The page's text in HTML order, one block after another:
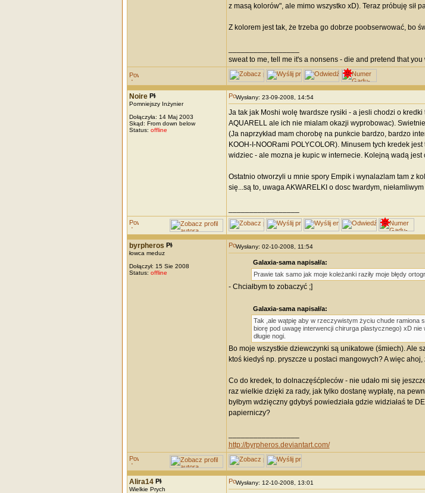
z masą kolorów", ale mimo wszystko xD). Teraz próbuję sił
Z kolorem jest tak, że trzeba go dobrze poobserwować, bo
sweat to me, tell me it's a nonsens - die and pretend that
Noire
Pomniejszy Inżynier
Dołączyła: 14 Maj 2003
Skąd: From down below
Status: offline
Wysłany: 23-09-2008, 14:54
Ja tak jak Moshi wolę twardsze rysiki - a jesli chodzi o
AQUARELL ale ich nie mialam okazji wyprobowac).
(Ja naprzykład mam chorobę na punkcie bardzo, bardzo
KOOH-I-NOORami POLYCOLOR). Minusem tych kredek
widziec - ale mozna je kupic w internecie. Kolejną wadą
Ostatnio otworzyli u mnie spory Empik i wynalazlam tam z
się...są to, uwaga AKWARELKI o dosc twardym,
byrpheros
łowca meduz
Dołączył: 15 Sie 2008
Status: offline
Wysłany: 02-10-2008, 11:54
Galaxia-sama napisał/a:
Prawie tak samo jak moje koleżanki raziły moje błędy
- Chciałbym to zobaczyć ;]
Galaxia-sama napisał/a:
Tak ,ale wątpię aby w rzeczywistym życiu chude ramiona
biorę pod uwagę interwencji chirurga plastycznego) xD
długie nogi.
Bo moje wszystkie dziewczynki są unikatowe (śmiech). Ale
ktoś kiedyś np. pryszcze u postaci mangowych? A więc
Co do kredek, to dolnaczęśćpleców - nie udało mi się
raz wielkie dzięki za rady, jak tylko dostanę wypłatę, na
byłbym wdzięczny gdybyś powiedziała gdzie widziałaś te
papierniczy?
http://byrpheros.deviantart.com/
Alira14
Wielkie Prych
Wysłany: 12-10-2008, 13:01